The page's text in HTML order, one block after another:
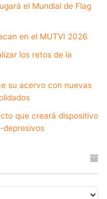
el Mundial de Flag
en el MUTVI 2026
los retos de la
su acervo con nuevas
que creará dispositivo
depresivos